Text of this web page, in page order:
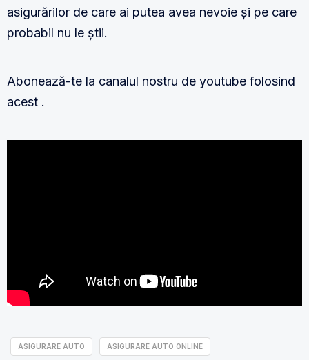
asigurărilor de care ai putea avea nevoie și pe care
probabil nu le știi.
Abonează-te la canalul nostru de youtube folosind
acest .
ASIGURARE AUTO ASIGURARE AUTO ONLINE